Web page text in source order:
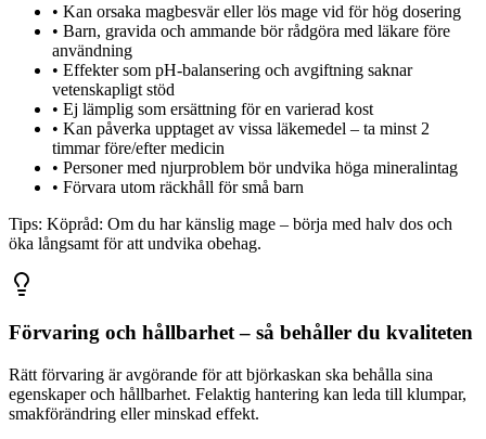
• Kan orsaka magbesvär eller lös mage vid för hög dosering
• Barn, gravida och ammande bör rådgöra med läkare före
användning
• Effekter som pH-balansering och avgiftning saknar
vetenskapligt stöd
• Ej lämplig som ersättning för en varierad kost
• Kan påverka upptaget av vissa läkemedel – ta minst 2
timmar före/efter medicin
• Personer med njurproblem bör undvika höga mineralintag
• Förvara utom räckhåll för små barn
Tips: Köpråd: Om du har känslig mage – börja med halv dos och
öka långsamt för att undvika obehag.
Förvaring och hållbarhet – så behåller du kvaliteten
Rätt förvaring är avgörande för att björkaskan ska behålla sina
egenskaper och hållbarhet. Felaktig hantering kan leda till klumpar,
smakförändring eller minskad effekt.